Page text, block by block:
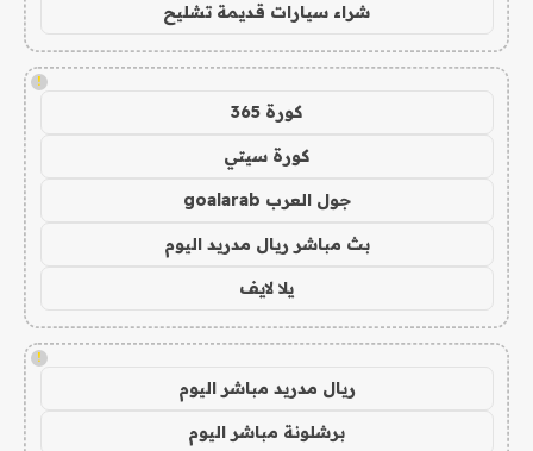
شراء سيارات قديمة تشليح
!
كورة 365
كورة سيتي
جول العرب goalarab
بث مباشر ريال مدريد اليوم
يلا لايف
!
ريال مدريد مباشر اليوم
برشلونة مباشر اليوم